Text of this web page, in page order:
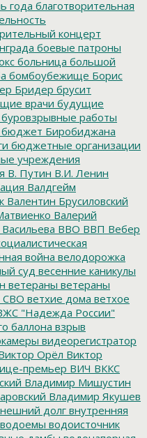
года благотворительная
концерт
боевые патроны
больница большой
бомбоубежище Борис
Бридер брусит
врачи будущие
буровзрывные работы
бюджет Биробиджана
бюджетные организации
учреждения
В. Путин В.И. Ленин
Валдгейм
Валентин Брусиловский
Валерий
Васильева ВВО ВВП Вебер
война велодорожка
суд весенние каникулы
ветераны ветераны
ветхие дома ветхое
"Надежда России"
баллона взрыв
видеорегистратор
Орёл Виктор
премьер ВИЧ ВККС
Владимир Мишустин
Владимир Якушев
долг внутренняя
водоемы водоисточник